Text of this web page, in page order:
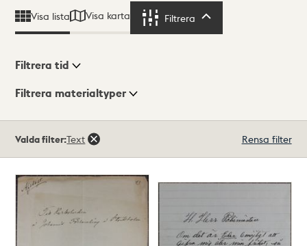
Visa lista Visa karta Filtrera
Visningsläge
Filtrera tid
Filtrera materialtyper
träffar
Valda filter:Text Rensa filter